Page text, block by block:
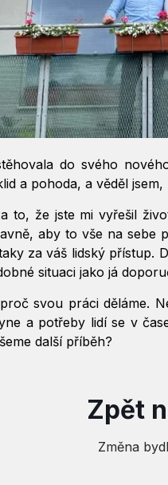
do svého
a pohoda, a věděl
to, že jste mi vyřešil
aby to vše na sebe
za váš lidský
situaci jako já
svou práci děláme.
a potřeby lidí se v
další příběh?
Zpět
Změna